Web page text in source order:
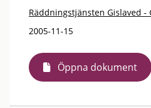
Räddningstjänsten Gislaved -
2005-11-15
Öppna dokument